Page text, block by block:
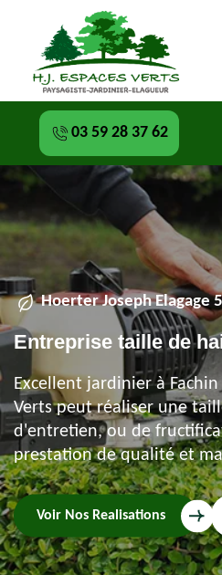
03 59 28 37 62
Hoerter Joseph Elagage
Entreprise taille de
Excellent jardinier à Fachin
Verts peut réaliser une
d'entretien, ou de
prestation de qualité et
Voir Nos Realisations